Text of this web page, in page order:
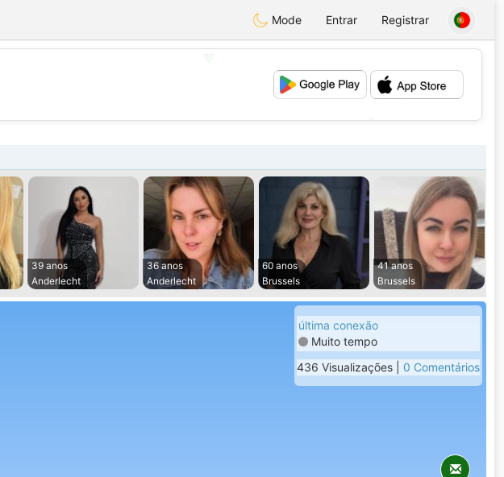
Mode Entrar Registrar
39 anos
Anderlecht
36 anos
Anderlecht
60 anos
Brussels
41 anos
Brussels
última conexão
Muito tempo
436 Visualizações | 0 Comentários